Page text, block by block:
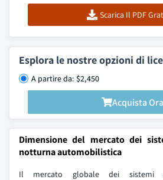
Scarica Il PDF
Esplora le nostre opzioni di
A partire da: $2,450
Acquista Ora
Dimensione del mercato dei
notturna automobilistica
Il mercato globale dei sistemi